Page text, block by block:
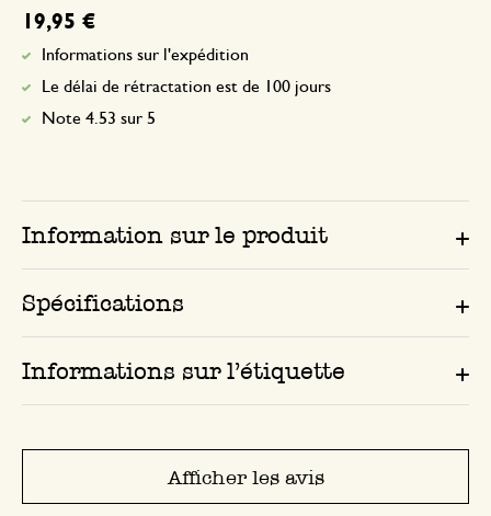
19,95 €
Informations sur l'expédition
Le délai de rétractation est de 100 jours
Note 4.53 sur 5
Information sur le produit
Spécifications
Informations sur l’étiquette
Afficher les avis